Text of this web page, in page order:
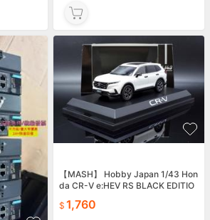
【MASH】 Hobby Japan 1/43 Hon
da CR-V e:HEV RS BLACK EDITIO
1,760